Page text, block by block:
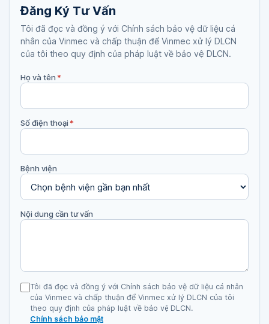
Đăng Ký Tư Vấn
Tôi đã đọc và đồng ý với Chính sách bảo vệ dữ liệu cá
nhân của Vinmec và chấp thuận để Vinmec xử lý DLCN
của tôi theo quy định của pháp luật về bảo vệ DLCN.
Họ và tên*
Số điện thoại*
Bệnh viện
Nội dung cần tư vấn
Tôi đã đọc và đồng ý với Chính sách bảo vệ dữ liệu cá nhân
của Vinmec và chấp thuận để Vinmec xử lý DLCN của tôi
theo quy định của pháp luật về bảo vệ DLCN.
Chính sách bảo mật